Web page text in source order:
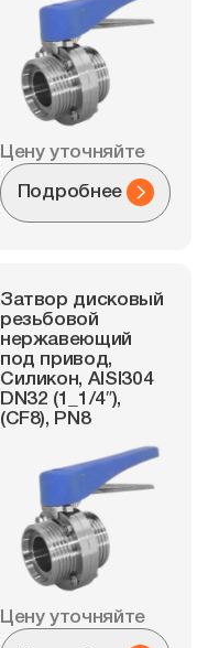
Цену уточняйте
Подробнее
Затвор дисковый
резьбовой
нержавеющий
под привод,
Силикон, AISI304
DN32 (1_1/4″),
(CF8), PN8
Цену уточняйте